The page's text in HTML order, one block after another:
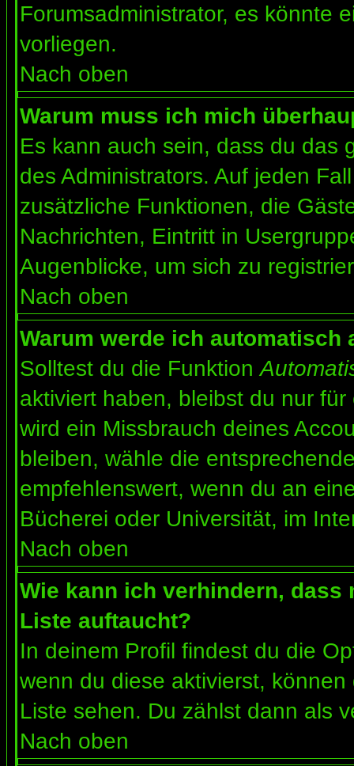
Forumsadministrator, es könnte
vorliegen.
Nach oben
Warum muss ich mich
Es kann auch sein, dass du das
des Administrators. Auf jeden
zusätzliche Funktionen, die
Nachrichten, Eintritt in
Augenblicke, um sich zu
Nach oben
Warum werde ich automatisch
Solltest du die Funktion
aktiviert haben, bleibst du nur
wird ein Missbrauch deines
bleiben, wähle die
empfehlenswert, wenn du an
Bücherei oder Universität, im
Nach oben
Wie kann ich verhindern, dass
Liste auftaucht?
In deinem Profil findest du die
wenn du diese aktivierst,
Liste sehen. Du zählst dann als
Nach oben